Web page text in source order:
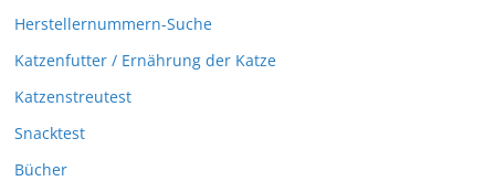
Herstellernummern-Suche
Katzenfutter / Ernährung der Katze
Katzenstreutest
Snacktest
Bücher